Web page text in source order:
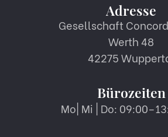
Adresse
Gesellschaft
Werth 48
42275
Bürozeiten
Mo| Mi | Do: